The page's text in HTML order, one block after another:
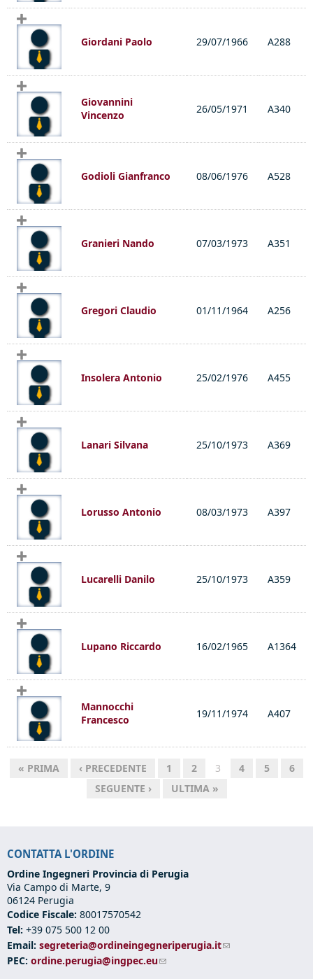
Giordani Paolo 29/07/1966 A288
Giovannini
Vincenzo
26/05/1971 A340
Godioli Gianfranco 08/06/1976 A528
Granieri Nando 07/03/1973 A351
Gregori Claudio 01/11/1964 A256
Insolera Antonio 25/02/1976 A455
Lanari Silvana 25/10/1973 A369
Lorusso Antonio 08/03/1973 A397
Lucarelli Danilo 25/10/1973 A359
Lupano Riccardo 16/02/1965 A1364
Mannocchi
Francesco
19/11/1974 A407
« PRIMA ‹ PRECEDENTE 1 2 3 4 5
6
SEGUENTE ›
ULTIMA »
CONTATTA L'ORDINE
Ordine Ingegneri Provincia di Perugia
Via Campo di Marte, 9
06124 Perugia
Codice Fiscale: 80017570542
Tel: +39 075 500 12 00
Email: segreteria@ordineingegneriperugia.it(link sends e-mail)
PEC: ordine.perugia@ingpec.eu(link sends e-mail)